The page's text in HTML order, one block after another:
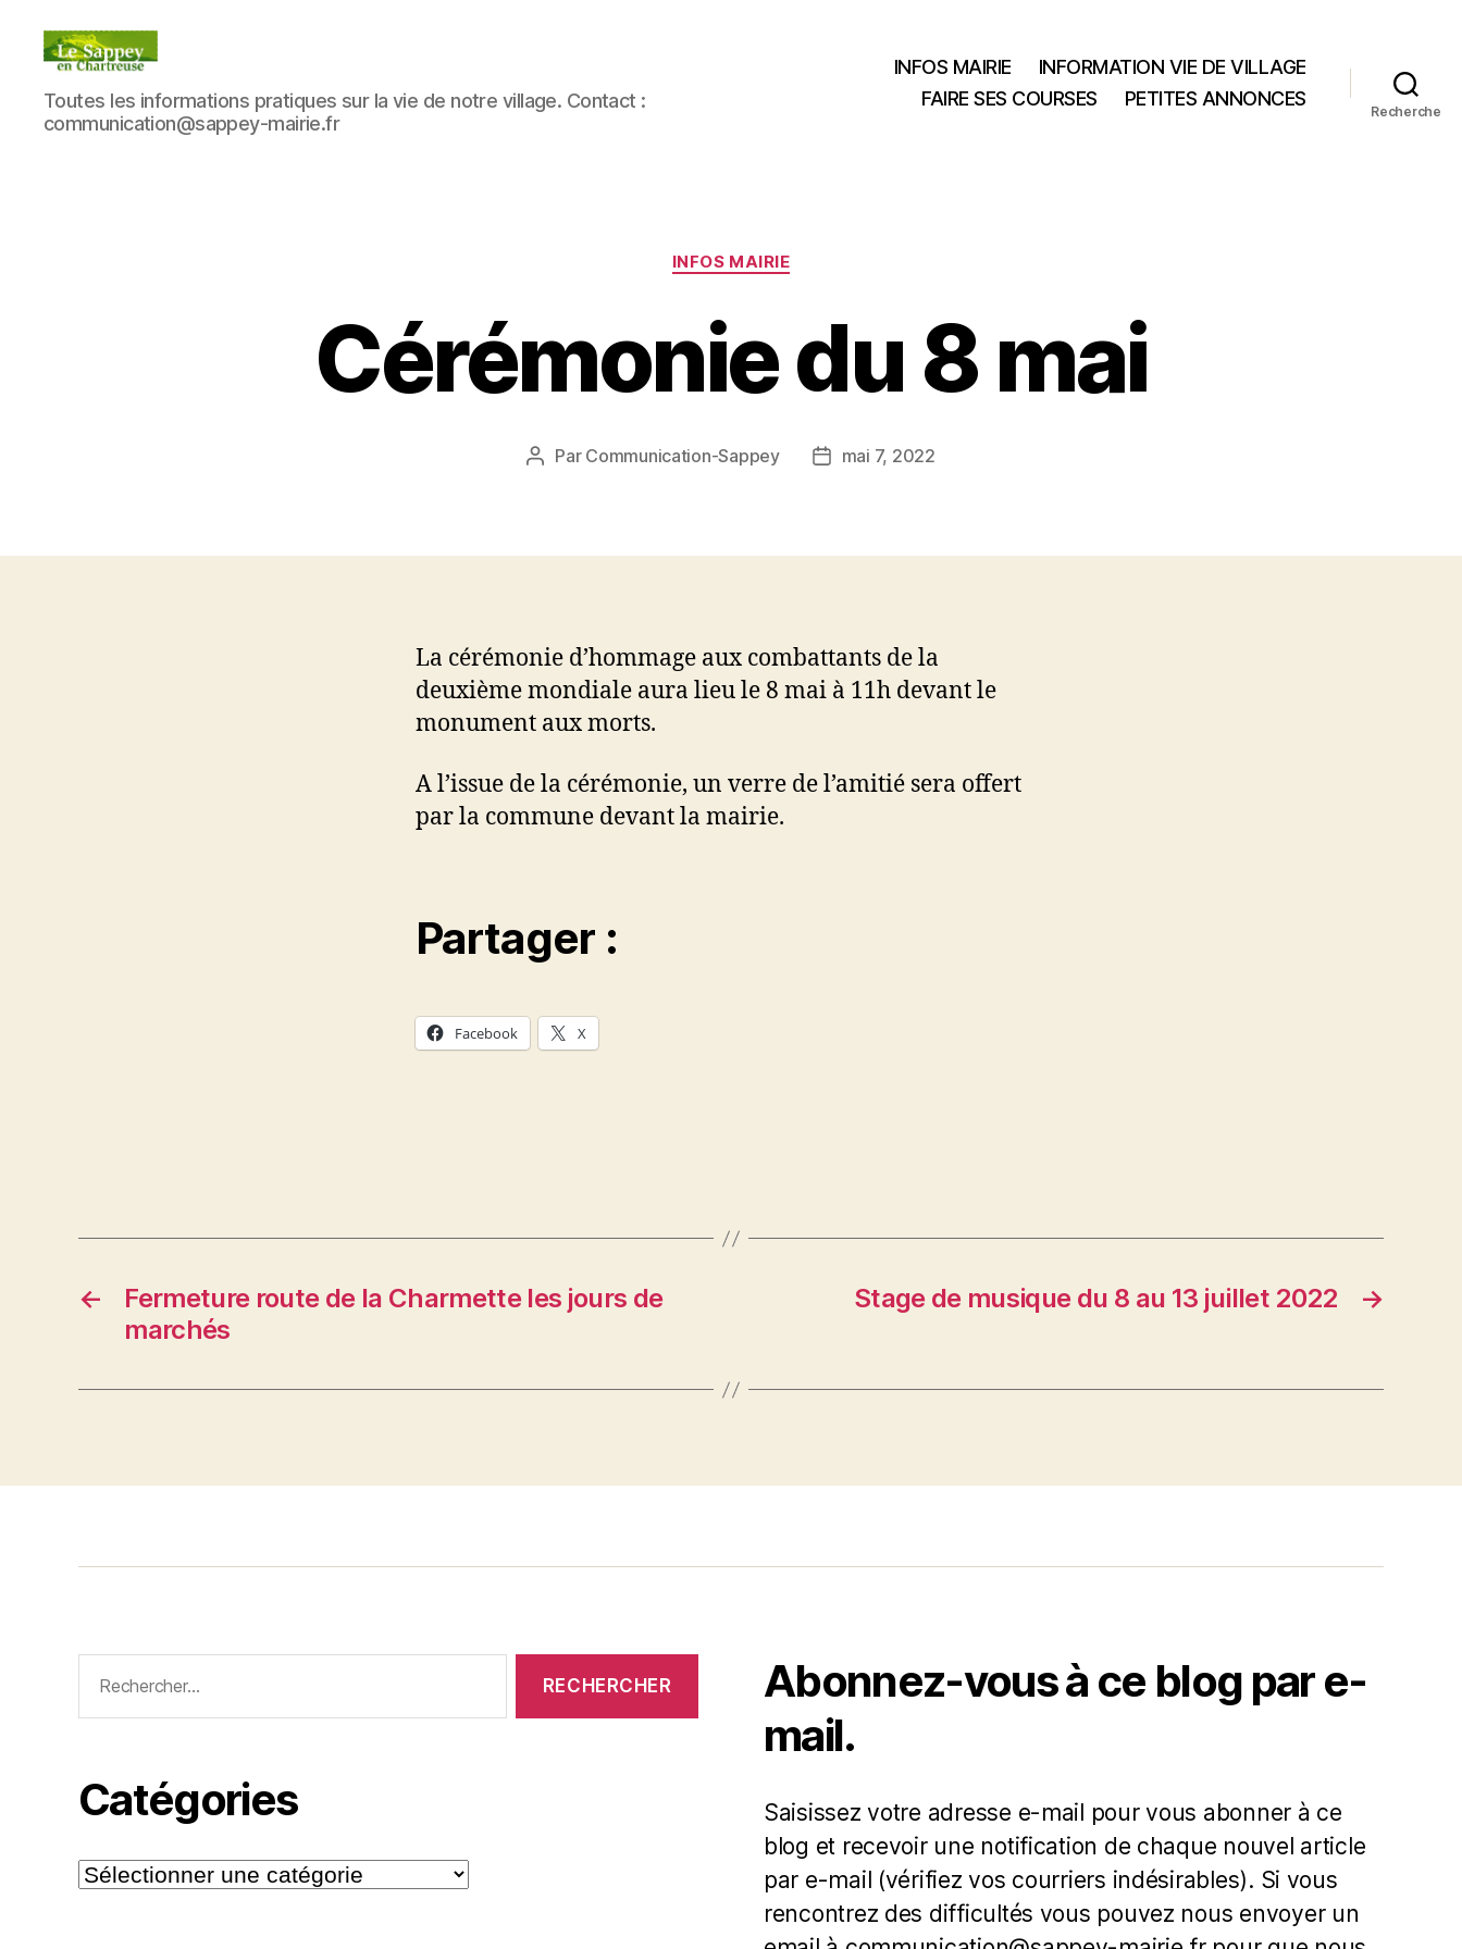
Blog
du
sappey
Toutes les informations pratiques sur la vie de notre village. Contact :
communication@sappey-mairie.fr
INFOS MAIRIE
INFORMATION VIE DE VILLAGE
FAIRE SES COURSES
PETITES ANNONCES
Recherche
Catégories
INFOS MAIRIE
Cérémonie du 8 mai
Auteur
Par Communication-Sappey
Datemai 7, 2022
La cérémonie d’hommage aux combattants de la
deuxième mondiale aura lieu le 8 mai à 11h devant le
monument aux morts.
A l’issue de la cérémonie, un verre de l’amitié sera offert
par la commune devant la mairie.
Partager :
Facebook X
←
Fermeture route de la Charmette les jours de
marchés
→
Stage de musique du 8 au 13 juillet 2022
Catégories
Catégories
Abonnez-vous à ce blog par e-
mail.
Saisissez votre adresse e-mail pour vous abonner à ce
blog et recevoir une notification de chaque nouvel article
par e-mail (vérifiez vos courriers indésirables). Si vous
rencontrez des difficultés vous pouvez nous envoyer un